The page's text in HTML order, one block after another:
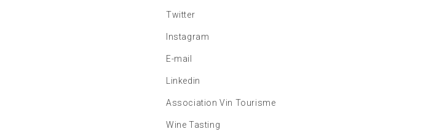
Twitter
Instagram
E-mail
Linkedin
Association Vin Tourisme
Wine Tasting